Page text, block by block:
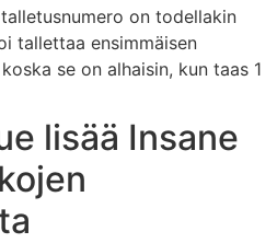
on todellakin
tallettaa ensimmäisen
se on alhaisin, kun taas 1
lisää Insane